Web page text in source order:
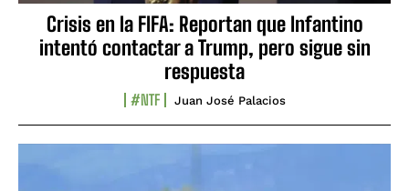
Crisis en la FIFA: Reportan que Infantino
intentó contactar a Trump, pero sigue sin
respuesta
#NTF Juan José Palacios